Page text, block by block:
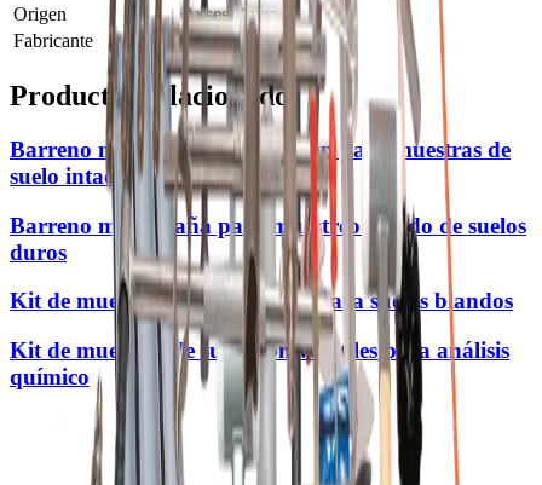
Origen
Países Bajos
Fabricante
Royal Eijkelkamp
Productos relacionados
Barreno motorizado Eijkelkamp para muestras de
suelo intactas
Barreno media caña para muestreo rápido de suelos
duros
Kit de muestreo de anillos A53 para suelos blandos
Kit de muestreo de suelo con volátiles para análisis
químico